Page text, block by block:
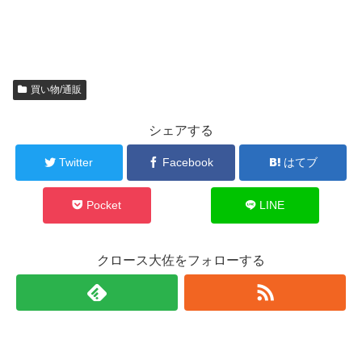
買い物/通販
シェアする
Twitter Facebook はてブ
Pocket LINE
クロース大佐をフォローする